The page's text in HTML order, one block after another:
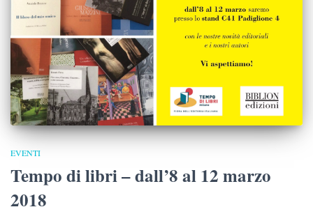
EVENTI
Tempo di libri – dall’8 al 12 marzo
2018